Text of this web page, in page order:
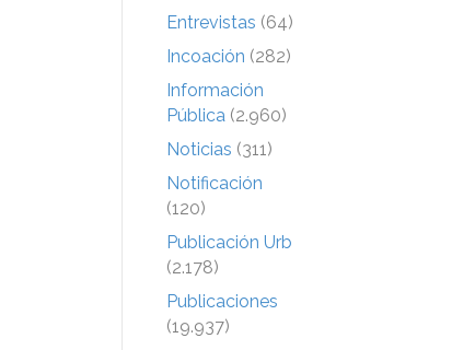
Entrevistas (64)
Incoación (282)
Información
Pública (2.960)
Noticias (311)
Notificación
(120)
Publicación Urb
(2.178)
Publicaciones
(19.937)